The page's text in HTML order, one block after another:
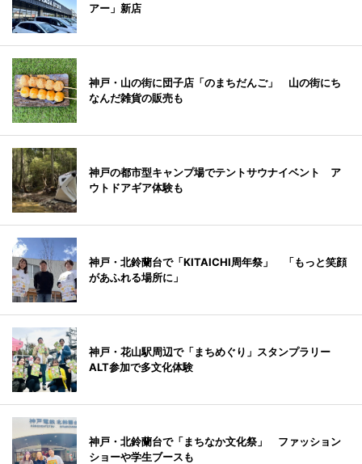
アー」新店
神戸・山の街に団子店「のまちだんご」 山の街にち
なんだ雑貨の販売も
神戸の都市型キャンプ場でテントサウナイベント ア
ウトドアギア体験も
神戸・北鈴蘭台で「KITAICHI周年祭」 「もっと笑顔
があふれる場所に」
神戸・花山駅周辺で「まちめぐり」スタンプラリー
ALT参加で多文化体験
神戸・北鈴蘭台で「まちなか文化祭」 ファッション
ショーや学生ブースも